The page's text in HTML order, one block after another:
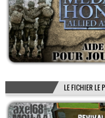
LE FICHIER LE